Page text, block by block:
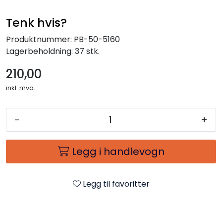
Tenk hvis?
Produktnummer: PB-50-5160
Lagerbeholdning: 37 stk.
210,00
inkl. mva.
- +
Legg i handlevogn
Legg til favoritter